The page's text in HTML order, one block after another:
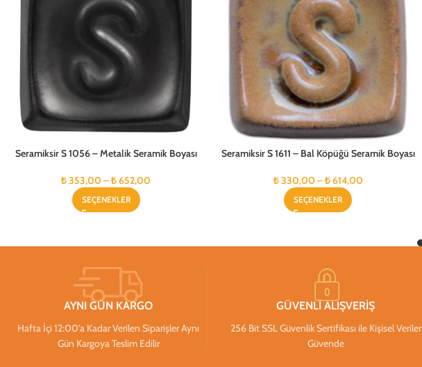
Seramiksir S 1056 – Metalik Seramik Boyası
₺353,00 –₺652,00
SEÇENEKLER
Seramiksir S 1611 – Bal Köpüğü Seramik Boyası
₺330,00 –₺614,00
SEÇENEKLER
AYNI GÜN KARGO
Hafta İçi 12:00’a Kadar Verilen Siparişler Aynı
Gün Kargoya Teslim Edilir
GÜVENLİ ALIŞVERİŞ
256 Bit SSL Güvenlik Sertifikası ile Kişisel Veriler
Güvende